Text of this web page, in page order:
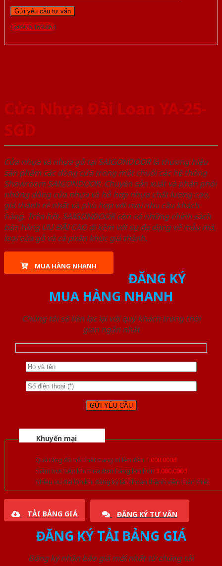
Gọi 0976.169.864
Cửa Nhựa Đài Loan YA-25-
SGD
Cửa nhựa và nhựa gỗ tại SAIGONDOOR là thương hiệu
sản phẩm các dòng cửa trong một chuỗi các hệ thống
Showroom SAIGONDOOR. Chuyên sản xuất và phân phối
những dòng cửa nhựa và hỗ hợp nhựa chất lượng cao,
giá thành rẻ nhất và phù hợp với mọi nhu cầu khách
hàng. Trên hết, SAIGONDOOR còn có những chính sách
bán hàng ƯU ĐÃI CAO đi kèm với sự đa dạng về mẫu mã,
loại cửa gỗ và cả phân khúc giá thành.
MUA HÀNG NHANH
ĐĂNG KÝ
MUA HÀNG NHANH
Chúng tôi sẽ liên lạc lại với quý khách trong thời
gian ngắn nhất
Khuyến mại
Quà tặng đồ nội thất trang trí lên đến 1.000.000đ
Giảm trực tiếp khi mua đơn hàng lớn hơn 3.000.000đ
Nhiều ưu đãi lớn khi đăng ký tài khoản thành viên thân thiết
TẢI BẢNG GIÁ ĐĂNG KÝ TƯ VẤN
ĐĂNG KÝ TẢI BẢNG GIÁ
Đăng ký nhận báo giá mới nhất từ chúng tôi